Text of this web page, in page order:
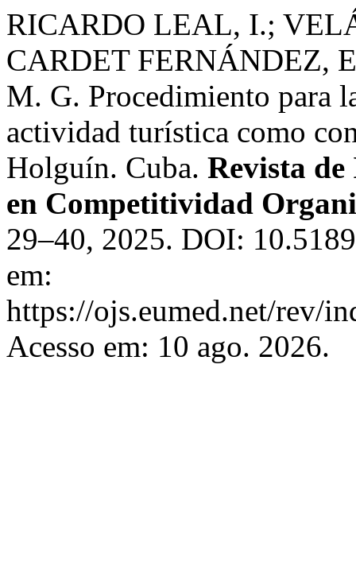
RICARDO LEAL, I.;
CARDET FERNÁNDEZ,
M. G. Procedimiento para
actividad turística como
Holguín. Cuba. Revista
en Competitividad
29–40, 2025. DOI:
em:
https://ojs.eumed.net/rev/
Acesso em: 10 ago. 2026.